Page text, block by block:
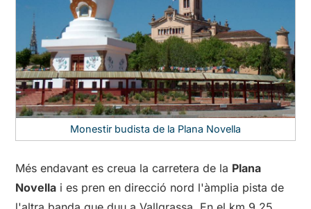
Monestir budista de la Plana Novella
Més endavant es creua la carretera de la Plana
Novella i es pren en direcció nord l'àmplia pista de